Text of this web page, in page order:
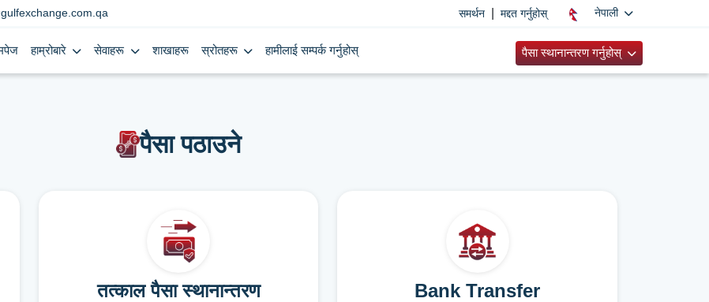
समर्थन मद्दत गर्नुहोस् नेपाली
हाम्रोबारे सेवाहरू शाखाहरू स्रोतहरू हामीलाई सम्पर्क गर्नुहोस् पैसा स्थानान्तरण गर्नुहोस्
पैसा पठाउने
तत्काल पैसा स्थानान्तरण Bank Transfer